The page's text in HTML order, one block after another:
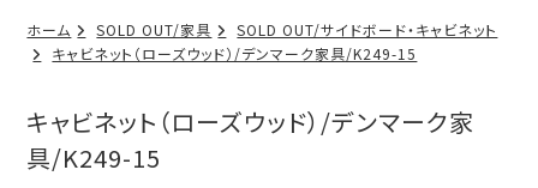
ホーム SOLD OUT/家具
SOLD OUT/サイドボード・キャビネット
キャビネット（ローズウッド）/デンマーク家具/K249-15
キャビネット（ローズウッド）/デンマーク家
具/K249-15